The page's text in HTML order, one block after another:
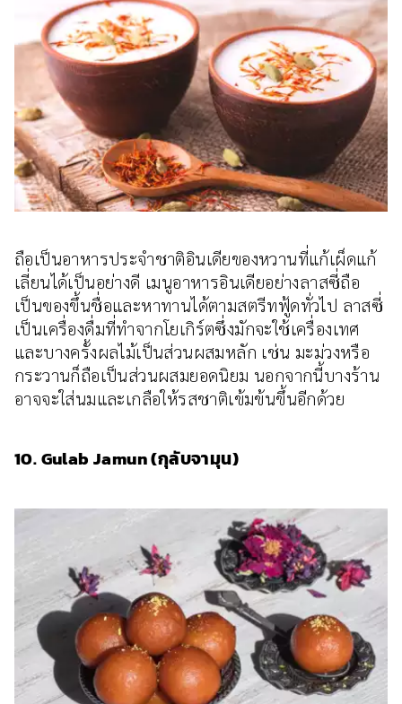
ถือเป็นอาหารประจำชาติอินเดียของหวานที่แก้เผ็ดแก้
เลี่ยนได้เป็นอย่างดี เมนูอาหารอินเดียอย่างลาสซี่ถือ
เป็นของขึ้นชื่อและหาทานได้ตามสตรีทฟู้ดทั่วไป ลาสซี่
เป็นเครื่องดื่มที่ทำจากโยเกิร์ตซึ่งมักจะใช้เครื่องเทศ
และบางครั้งผลไม้เป็นส่วนผสมหลัก เช่น มะม่วงหรือ
กระวานก็ถือเป็นส่วนผสมยอดนิยม นอกจากนี้บางร้าน
อาจจะใส่นมและเกลือให้รสชาติเข้มข้นขึ้นอีกด้วย
10. Gulab Jamun (กุลับจามุน)